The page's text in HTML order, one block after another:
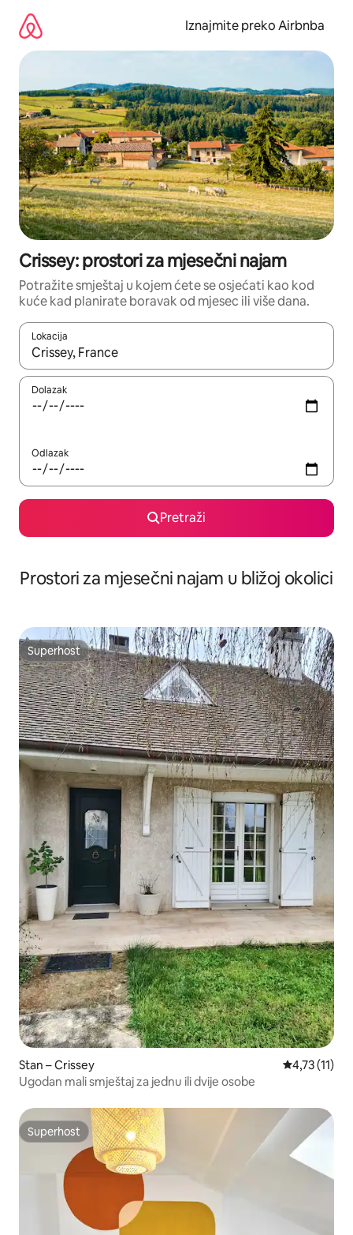
sadržaj
Iznajmite preko Airbnba
Crissey: prostori za mjesečni najam
Potražite smještaj u kojem ćete se osjećati kao kod
kuće kad planirate boravak od mjesec ili više dana.
Lokacija
Kada budu dostupni rezultati, moći ćete ih pregledati
Dolazak
Odlazak
Pretraži
Prostori za mjesečni najam u bližoj okolici
Superhost
Superhost
Stan – Crissey Prosječna
4,73 (11)
Ugodan mali smještaj za jednu ili dvije osobe
Superhost
Superhost